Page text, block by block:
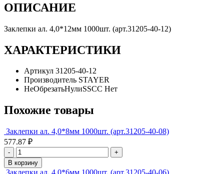
ОПИСАНИЕ
Заклепки ал. 4,0*12мм 1000шт. (арт.31205-40-12)
ХАРАКТЕРИСТИКИ
Артикул 31205-40-12
Производитель STAYER
НеОбрезатьНулиSSCC Нет
Похожие товары
Заклепки ал. 4,0*8мм 1000шт. (арт.31205-40-08)
577.87 ₽
-
+
В корзину